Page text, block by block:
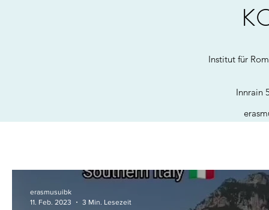
Institut für
Innrain
erasmusuibk
11. Feb. 2023
3 Min. Lesezeit